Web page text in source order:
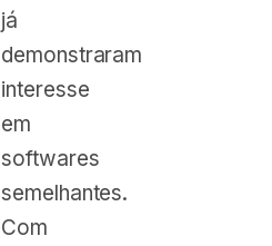
já
demonstraram
interesse
em
softwares
semelhantes.
Com